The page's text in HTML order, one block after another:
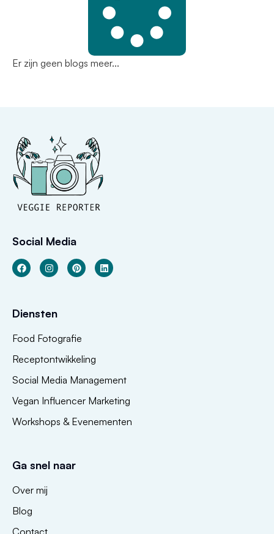
Er zijn geen blogs meer...
Social Media
Diensten
Food Fotografie
Receptontwikkeling
Social Media Management
Vegan Influencer Marketing
Workshops & Evenementen
Ga snel naar
Over mij
Blog